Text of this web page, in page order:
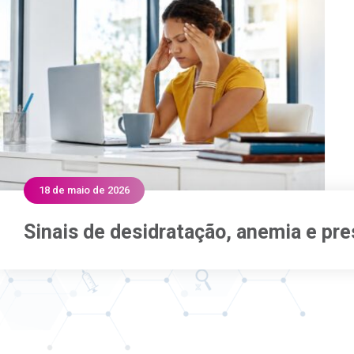
18 de maio de 2026
Sinais de desidratação, anemia e
Sinais de desidratação, anemia e